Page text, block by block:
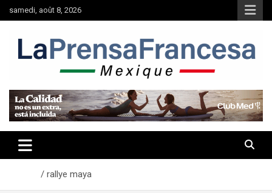
au
samedi, août 8, 2026
rallye maya